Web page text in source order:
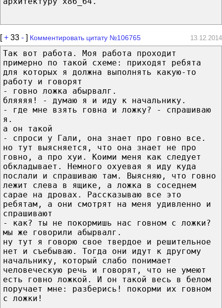
[+ 33 - ] Комментировать цитату №106765 13.12.2014
Так вот работа. Моя работа проходит
примерно по такой схеме: приходят ребята
для которых я должна выполнять какую-то
работу и говорят
- говно ложка абырвалг.
бляяяя! - думаю я и иду к начальнику.
- где мне взять говна и ложку? - спрашиваю
я.
а он такой
- спроси у Гали, она знает про говно все.
но тут выясняется, что она знает не про
говно, а про хуи. Коими меня как следует
обкладывает. Немного охуевая я иду куда
послали и спрашиваю там. Выясняю, что говно
лежит слева в ящике, а ложка в соседнем
сарае на дровах. Рассказываю все это
ребятам, а они смотрят на меня удивленно и
спрашивают
- как? ты не покормишь нас говном с ложки?
мы же говорили абырвалг.
ну тут я говорю свое твердое и решительное
нет и съебываю. Тогда они идут к другому
начальнику, который слабо понимает
человеческую речь и говорят, что не умеют
есть говно ложкой. И он такой весь в белом
поручает мне: разберись! покорми их говном
с ложки!